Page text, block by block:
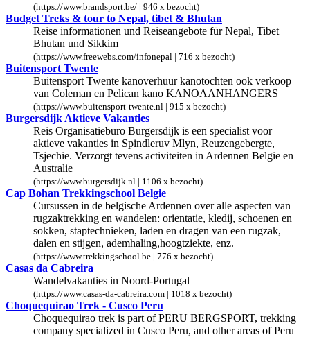
(https://www.brandsport.be/ | 946 x bezocht)
Budget Treks & tour to Nepal, tibet & Bhutan
Reise informationen und Reiseangebote für Nepal, Tibet
Bhutan und Sikkim
(https://www.freewebs.com/infonepal | 716 x bezocht)
Buitensport Twente
Buitensport Twente kanoverhuur kanotochten ook verkoop
van Coleman en Pelican kano KANOAANHANGERS
(https://www.buitensport-twente.nl | 915 x bezocht)
Burgersdijk Aktieve Vakanties
Reis Organisatieburo Burgersdijk is een specialist voor
aktieve vakanties in Spindleruv Mlyn, Reuzengebergte,
Tsjechie. Verzorgt tevens activiteiten in Ardennen Belgie en
Australie
(https://www.burgersdijk.nl | 1106 x bezocht)
Cap Bohan Trekkingschool Belgie
Cursussen in de belgische Ardennen over alle aspecten van
rugzaktrekking en wandelen: orientatie, kledij, schoenen en
sokken, staptechnieken, laden en dragen van een rugzak,
dalen en stijgen, ademhaling,hoogtziekte, enz.
(https://www.trekkingschool.be | 776 x bezocht)
Casas da Cabreira
Wandelvakanties in Noord-Portugal
(https://www.casas-da-cabreira.com | 1018 x bezocht)
Choquequirao Trek - Cusco Peru
Choquequirao trek is part of PERU BERGSPORT, trekking
company specialized in Cusco Peru, and other areas of Peru